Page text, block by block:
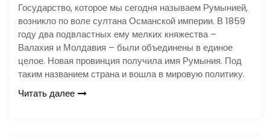
Государство, которое мы сегодня называем Румынией,
возникло по воле султана Османской империи. В 1859
году два подвластных ему мелких княжества –
Валахия и Молдавия – были объединены в единое
целое. Новая провинция получила имя Румыния. Под
таким названием страна и вошла в мировую политику.
Читать далее